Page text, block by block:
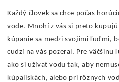
Každý človek sa chce počas
vode. Mnohí z vás si preto
kúpanie sa medzi svojimi ľuďmi,
cudzí na vás pozeral. Pre
ako si užívať vodu tak, aby
kúpaliskách, alebo pri rôznych